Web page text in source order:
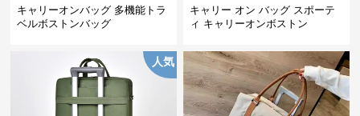
キャリーオンバッグ 多機能トラ
ベルボストンバッグ
キャリー オン バッグ スポーテ
ィ キャリーオンボストン
人気